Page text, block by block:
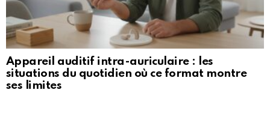
Appareil auditif intra-auriculaire : les
situations du quotidien où ce format montre
ses limites